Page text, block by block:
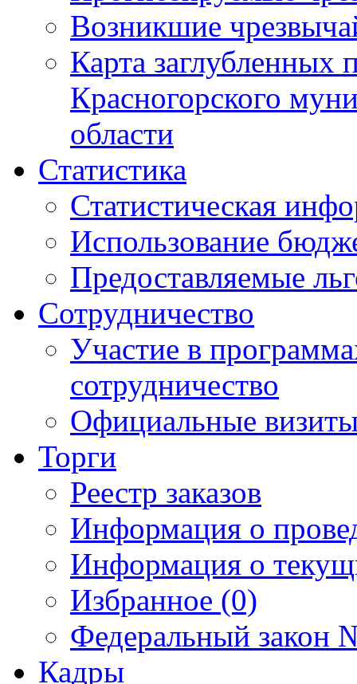
Возникшие
Карта
Красногорского
области
Статистика
Статистическая
Использование
Предоставляемые
Сотрудничество
Участие в
сотрудничество
Официальные
Торги
Реестр заказов
Информация о
Информация о
Избранное (0)
Федеральный закон
Кадры